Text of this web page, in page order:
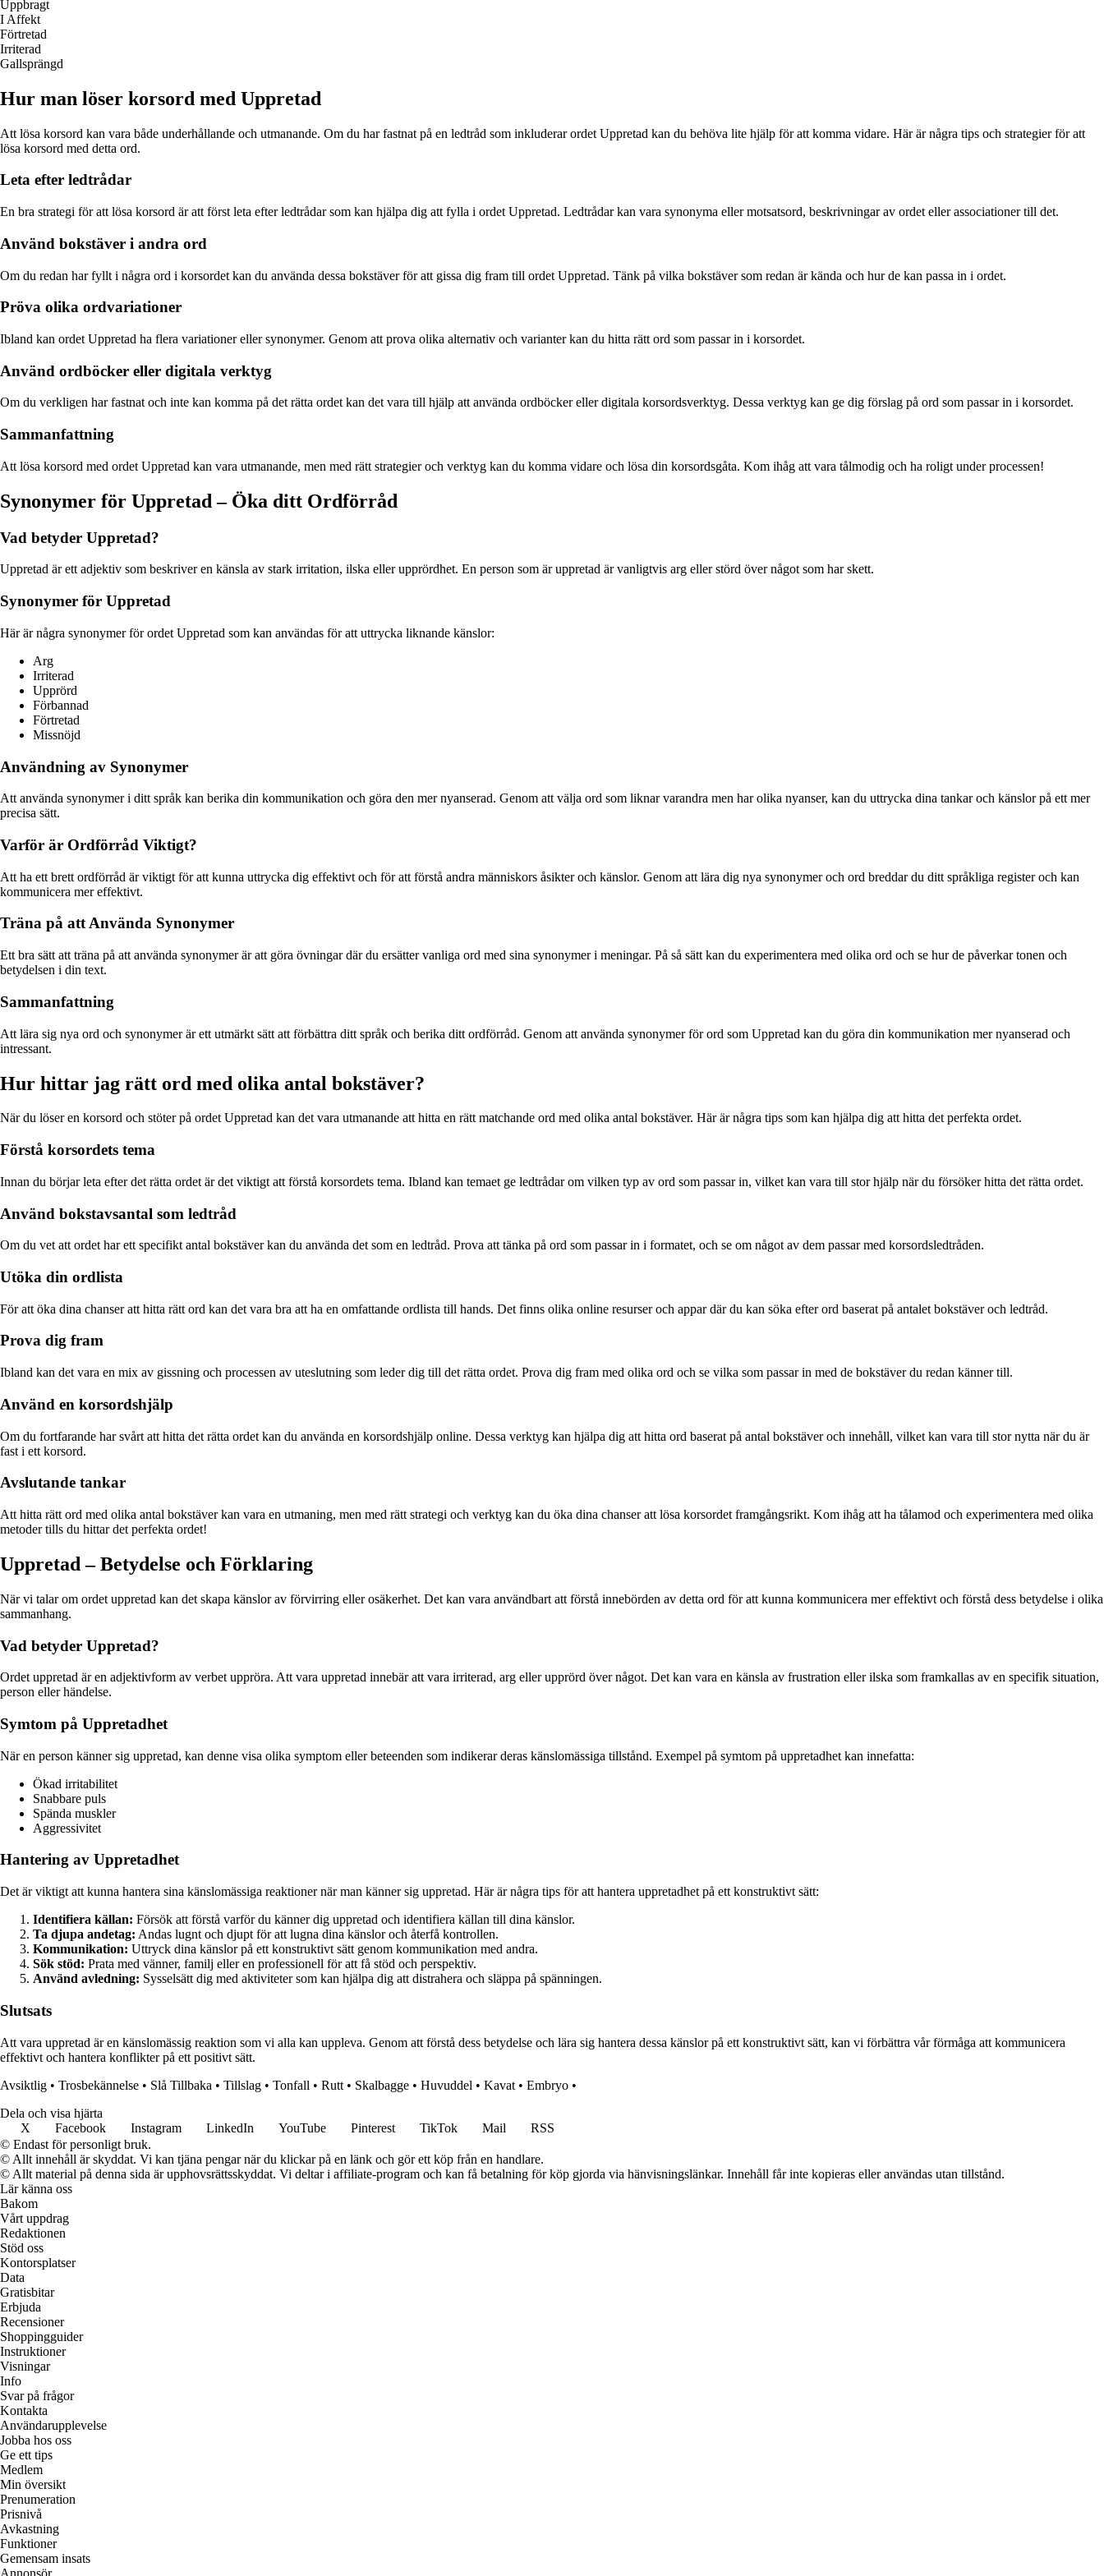
Uppbragt
I Affekt
Förtretad
Irriterad
Gallsprängd
Hur man löser korsord med Uppretad
Att lösa korsord kan vara både underhållande och utmanande. Om du har fastnat på en ledtråd som inkluderar ordet Uppretad kan du behöva lite hjälp för att komma vidare. Här är några tips och strategier för att
lösa korsord med detta ord.
Leta efter ledtrådar
En bra strategi för att lösa korsord är att först leta efter ledtrådar som kan hjälpa dig att fylla i ordet Uppretad. Ledtrådar kan vara synonyma eller motsatsord, beskrivningar av ordet eller associationer till det.
Använd bokstäver i andra ord
Om du redan har fyllt i några ord i korsordet kan du använda dessa bokstäver för att gissa dig fram till ordet Uppretad. Tänk på vilka bokstäver som redan är kända och hur de kan passa in i ordet.
Pröva olika ordvariationer
Ibland kan ordet Uppretad ha flera variationer eller synonymer. Genom att prova olika alternativ och varianter kan du hitta rätt ord som passar in i korsordet.
Använd ordböcker eller digitala verktyg
Om du verkligen har fastnat och inte kan komma på det rätta ordet kan det vara till hjälp att använda ordböcker eller digitala korsordsverktyg. Dessa verktyg kan ge dig förslag på ord som passar in i korsordet.
Sammanfattning
Att lösa korsord med ordet Uppretad kan vara utmanande, men med rätt strategier och verktyg kan du komma vidare och lösa din korsordsgåta. Kom ihåg att vara tålmodig och ha roligt under processen!
Synonymer för Uppretad – Öka ditt Ordförråd
Vad betyder Uppretad?
Uppretad är ett adjektiv som beskriver en känsla av stark irritation, ilska eller upprördhet. En person som är uppretad är vanligtvis arg eller störd över något som har skett.
Synonymer för Uppretad
Här är några synonymer för ordet Uppretad som kan användas för att uttrycka liknande känslor:
Arg
Irriterad
Upprörd
Förbannad
Förtretad
Missnöjd
Användning av Synonymer
Att använda synonymer i ditt språk kan berika din kommunikation och göra den mer nyanserad. Genom att välja ord som liknar varandra men har olika nyanser, kan du uttrycka dina tankar och känslor på ett mer
precisa sätt.
Varför är Ordförråd Viktigt?
Att ha ett brett ordförråd är viktigt för att kunna uttrycka dig effektivt och för att förstå andra människors åsikter och känslor. Genom att lära dig nya synonymer och ord breddar du ditt språkliga register och kan
kommunicera mer effektivt.
Träna på att Använda Synonymer
Ett bra sätt att träna på att använda synonymer är att göra övningar där du ersätter vanliga ord med sina synonymer i meningar. På så sätt kan du experimentera med olika ord och se hur de påverkar tonen och
betydelsen i din text.
Sammanfattning
Att lära sig nya ord och synonymer är ett utmärkt sätt att förbättra ditt språk och berika ditt ordförråd. Genom att använda synonymer för ord som Uppretad kan du göra din kommunikation mer nyanserad och
intressant.
Hur hittar jag rätt ord med olika antal bokstäver?
När du löser en korsord och stöter på ordet Uppretad kan det vara utmanande att hitta en rätt matchande ord med olika antal bokstäver. Här är några tips som kan hjälpa dig att hitta det perfekta ordet.
Förstå korsordets tema
Innan du börjar leta efter det rätta ordet är det viktigt att förstå korsordets tema. Ibland kan temaet ge ledtrådar om vilken typ av ord som passar in, vilket kan vara till stor hjälp när du försöker hitta det rätta ordet.
Använd bokstavsantal som ledtråd
Om du vet att ordet har ett specifikt antal bokstäver kan du använda det som en ledtråd. Prova att tänka på ord som passar in i formatet, och se om något av dem passar med korsordsledtråden.
Utöka din ordlista
För att öka dina chanser att hitta rätt ord kan det vara bra att ha en omfattande ordlista till hands. Det finns olika online resurser och appar där du kan söka efter ord baserat på antalet bokstäver och ledtråd.
Prova dig fram
Ibland kan det vara en mix av gissning och processen av uteslutning som leder dig till det rätta ordet. Prova dig fram med olika ord och se vilka som passar in med de bokstäver du redan känner till.
Använd en korsordshjälp
Om du fortfarande har svårt att hitta det rätta ordet kan du använda en korsordshjälp online. Dessa verktyg kan hjälpa dig att hitta ord baserat på antal bokstäver och innehåll, vilket kan vara till stor nytta när du är
fast i ett korsord.
Avslutande tankar
Att hitta rätt ord med olika antal bokstäver kan vara en utmaning, men med rätt strategi och verktyg kan du öka dina chanser att lösa korsordet framgångsrikt. Kom ihåg att ha tålamod och experimentera med olika
metoder tills du hittar det perfekta ordet!
Uppretad – Betydelse och Förklaring
När vi talar om ordet uppretad kan det skapa känslor av förvirring eller osäkerhet. Det kan vara användbart att förstå innebörden av detta ord för att kunna kommunicera mer effektivt och förstå dess betydelse i olika
sammanhang.
Vad betyder Uppretad?
Ordet uppretad är en adjektivform av verbet uppröra. Att vara uppretad innebär att vara irriterad, arg eller upprörd över något. Det kan vara en känsla av frustration eller ilska som framkallas av en specifik situation,
person eller händelse.
Symtom på Uppretadhet
När en person känner sig uppretad, kan denne visa olika symptom eller beteenden som indikerar deras känslomässiga tillstånd. Exempel på symtom på uppretadhet kan innefatta:
Ökad irritabilitet
Snabbare puls
Spända muskler
Aggressivitet
Hantering av Uppretadhet
Det är viktigt att kunna hantera sina känslomässiga reaktioner när man känner sig uppretad. Här är några tips för att hantera uppretadhet på ett konstruktivt sätt:
Identifiera källan: Försök att förstå varför du känner dig uppretad och identifiera källan till dina känslor.
Ta djupa andetag: Andas lugnt och djupt för att lugna dina känslor och återfå kontrollen.
Kommunikation: Uttryck dina känslor på ett konstruktivt sätt genom kommunikation med andra.
Sök stöd: Prata med vänner, familj eller en professionell för att få stöd och perspektiv.
Använd avledning: Sysselsätt dig med aktiviteter som kan hjälpa dig att distrahera och släppa på spänningen.
Slutsats
Att vara uppretad är en känslomässig reaktion som vi alla kan uppleva. Genom att förstå dess betydelse och lära sig hantera dessa känslor på ett konstruktivt sätt, kan vi förbättra vår förmåga att kommunicera
effektivt och hantera konflikter på ett positivt sätt.
Avsiktlig • Trosbekännelse • Slå Tillbaka • Tillslag • Tonfall • Rutt • Skalbagge • Huvuddel • Kavat • Embryo •
Dela och visa hjärta
X
Facebook Instagram LinkedIn YouTube Pinterest TikTok Mail
RSS
© Endast för personligt bruk.
© Allt innehåll är skyddat. Vi kan tjäna pengar när du klickar på en länk och gör ett köp från en handlare.
© Allt material på denna sida är upphovsrättsskyddat. Vi deltar i affiliate-program och kan få betalning för köp gjorda via hänvisningslänkar. Innehåll får inte kopieras eller användas utan tillstånd.
Lär känna oss
Bakom
Vårt uppdrag
Redaktionen
Stöd oss
Kontorsplatser
Data
Gratisbitar
Erbjuda
Recensioner
Shoppingguider
Instruktioner
Visningar
Info
Svar på frågor
Kontakta
Användarupplevelse
Jobba hos oss
Ge ett tips
Medlem
Min översikt
Prenumeration
Prisnivå
Avkastning
Funktioner
Gemensam insats
Annonsör